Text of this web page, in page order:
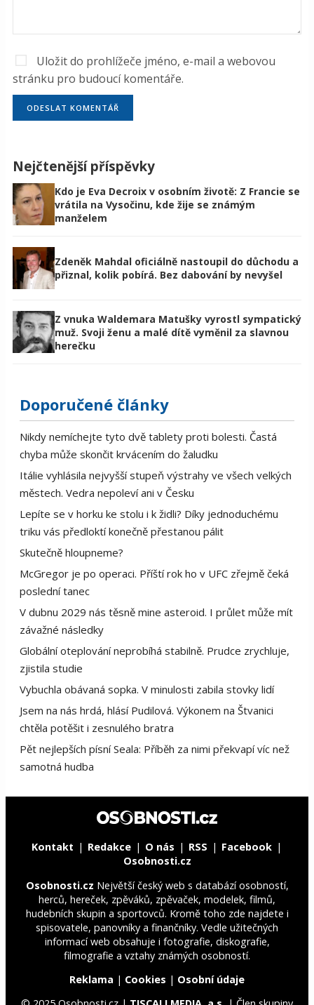
Uložit do prohlížeče jméno, e-mail a webovou
stránku pro budoucí komentáře.
Nejčtenější příspěvky
Kdo je Eva Decroix v osobním životě: Z Francie se
vrátila na Vysočinu, kde žije se známým
manželem
Zdeněk Mahdal oficiálně nastoupil do důchodu a
přiznal, kolik pobírá. Bez dabování by nevyšel
Z vnuka Waldemara Matušky vyrostl sympatický
muž. Svoji ženu a malé dítě vyměnil za slavnou
herečku
Doporučené články
Nikdy nemíchejte tyto dvě tablety proti bolesti. Častá
chyba může skončit krvácením do žaludku
Itálie vyhlásila nejvyšší stupeň výstrahy ve všech velkých
městech. Vedra nepoleví ani v Česku
Lepíte se v horku ke stolu i k židli? Díky jednoduchému
triku vás předloktí konečně přestanou pálit
Skutečně hloupneme?
McGregor je po operaci. Příští rok ho v UFC zřejmě čeká
poslední tanec
V dubnu 2029 nás těsně mine asteroid. I průlet může mít
závažné následky
Globální oteplování neprobíhá stabilně. Prudce zrychluje,
zjistila studie
Vybuchla obávaná sopka. V minulosti zabila stovky lidí
Jsem na nás hrdá, hlásí Pudilová. Výkonem na Štvanici
chtěla potěšit i zesnulého bratra
Pět nejlepších písní Seala: Příběh za nimi překvapí víc než
samotná hudba
Kontakt Redakce O nás RSS
Facebook
Osobnosti.cz
Osobnosti.cz Největší český web s databází osobností,
herců, hereček, zpěváků, zpěvaček, modelek, filmů,
hudebních skupin a sportovců. Kromě toho zde najdete i
spisovatele, panovníky a finančníky. Vedle užitečných
informací web obsahuje i fotografie, diskografie,
filmografie a vztahy známých osobností.
Reklama | Cookies | Osobní údaje